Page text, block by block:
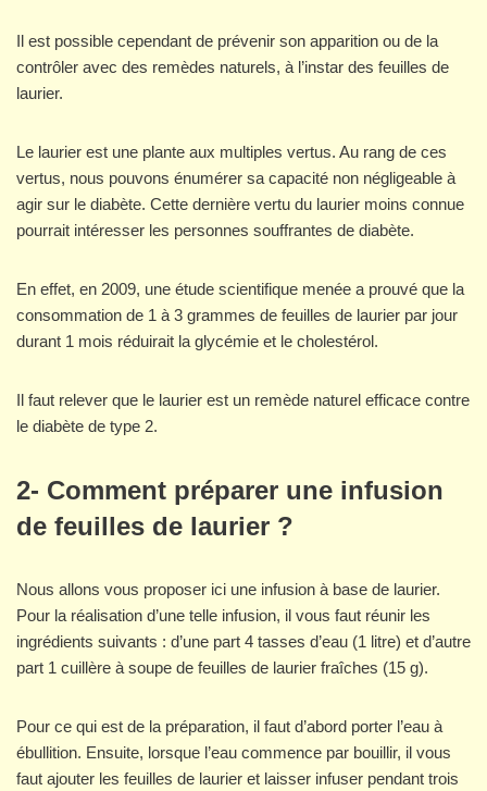
Il est possible cependant de prévenir son apparition ou de la
contrôler avec des remèdes naturels, à l’instar des feuilles de
laurier.
Le laurier est une plante aux multiples vertus. Au rang de ces
vertus, nous pouvons énumérer sa capacité non négligeable à
agir sur le diabète. Cette dernière vertu du laurier moins connue
pourrait intéresser les personnes souffrantes de diabète.
En effet, en 2009, une étude scientifique menée a prouvé que la
consommation de 1 à 3 grammes de feuilles de laurier par jour
durant 1 mois réduirait la glycémie et le cholestérol.
Il faut relever que le laurier est un remède naturel efficace contre
le diabète de type 2.
2- Comment préparer une infusion
de feuilles de laurier ?
Nous allons vous proposer ici une infusion à base de laurier.
Pour la réalisation d’une telle infusion, il vous faut réunir les
ingrédients suivants : d’une part 4 tasses d’eau (1 litre) et d’autre
part 1 cuillère à soupe de feuilles de laurier fraîches (15 g).
Pour ce qui est de la préparation, il faut d’abord porter l’eau à
ébullition. Ensuite, lorsque l’eau commence par bouillir, il vous
faut ajouter les feuilles de laurier et laisser infuser pendant trois